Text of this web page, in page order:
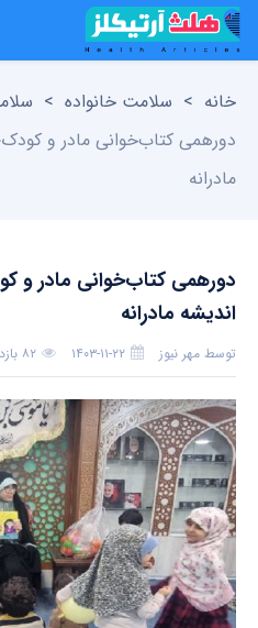
خانه > سلامت خانواده >
دورهمی کتاب‌خوانی مادر و
مادرانه
دورهمی کتاب‌خوانی مادر و
اندیشه مادرانه
توسط مهر نیوز ۱۴۰۳-۱۱-۲۲ ۸۲ بازدید